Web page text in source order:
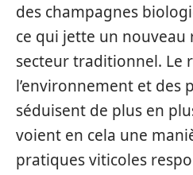
des champagnes
ce qui jette un nouveau
secteur traditionnel. Le
l’environnement et des
séduisent de plus en
voient en cela une
pratiques viticoles